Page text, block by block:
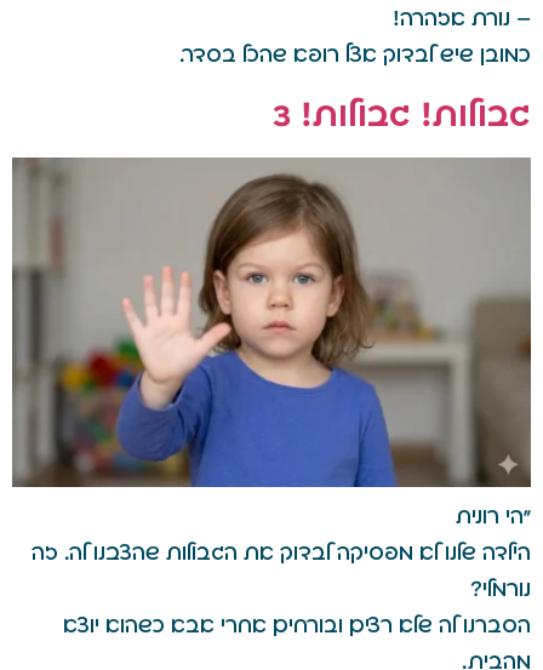
– נורת אזהרה!
כמובן שיש לבדוק אצל רופא שהכל בסדר.
גבולות! גבולות! 3
"הי רונית
הילדה שלנו לא מפסיקה לבדוק את הגבולות שהצבנו לה. זה
נורמלי?
הסברנו לה שלא רצים ובורחים אחרי אבא כשהוא יוצא
מהבית.